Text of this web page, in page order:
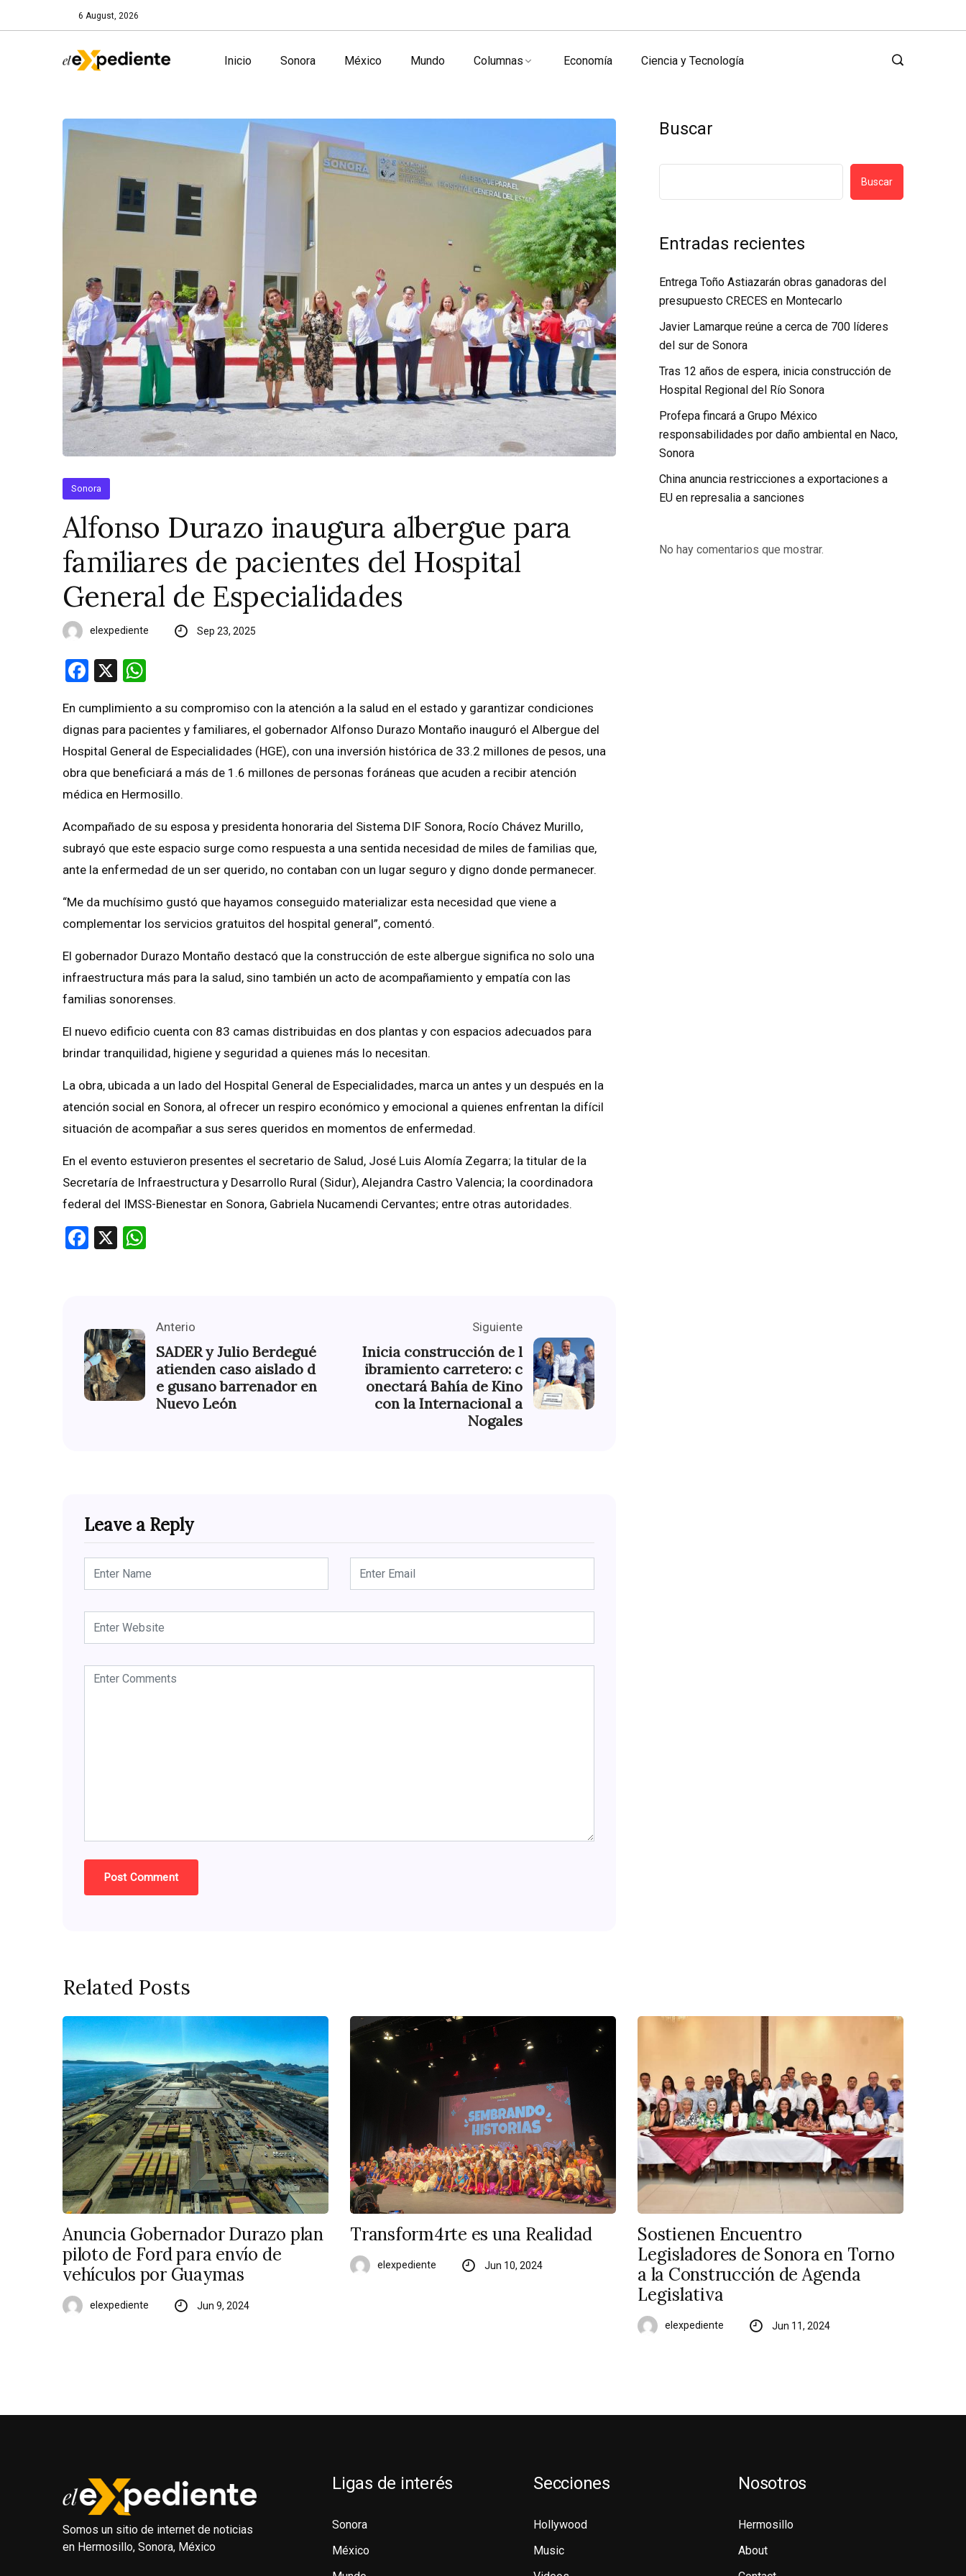
6 August, 2026
Inicio Sonora México Mundo Columnas Economía Ciencia y Tecnología
Sonora
Alfonso Durazo inaugura albergue para
familiares de pacientes del Hospital
General de Especialidades
elexpediente Sep 23, 2025
Facebook
X
En cumplimiento a su compromiso con la atención a la salud en el estado y garantizar condiciones
dignas para pacientes y familiares, el gobernador Alfonso Durazo Montaño inauguró el Albergue del
Hospital General de Especialidades (HGE), con una inversión histórica de 33.2 millones de pesos, una
obra que beneficiará a más de 1.6 millones de personas foráneas que acuden a recibir atención
médica en Hermosillo.
Acompañado de su esposa y presidenta honoraria del Sistema DIF Sonora, Rocío Chávez Murillo,
subrayó que este espacio surge como respuesta a una sentida necesidad de miles de familias que,
ante la enfermedad de un ser querido, no contaban con un lugar seguro y digno donde permanecer.
“Me da muchísimo gustó que hayamos conseguido materializar esta necesidad que viene a
complementar los servicios gratuitos del hospital general”, comentó.
El gobernador Durazo Montaño destacó que la construcción de este albergue significa no solo una
infraestructura más para la salud, sino también un acto de acompañamiento y empatía con las
familias sonorenses.
El nuevo edificio cuenta con 83 camas distribuidas en dos plantas y con espacios adecuados para
brindar tranquilidad, higiene y seguridad a quienes más lo necesitan.
La obra, ubicada a un lado del Hospital General de Especialidades, marca un antes y un después en la
atención social en Sonora, al ofrecer un respiro económico y emocional a quienes enfrentan la difícil
situación de acompañar a sus seres queridos en momentos de enfermedad.
En el evento estuvieron presentes el secretario de Salud, José Luis Alomía Zegarra; la titular de la
Secretaría de Infraestructura y Desarrollo Rural (Sidur), Alejandra Castro Valencia; la coordinadora
federal del IMSS-Bienestar en Sonora, Gabriela Nucamendi Cervantes; entre otras autoridades.
Facebook
X
Anterio
SADER y Julio Berdegué
atienden caso aislado d
e gusano barrenador en
Nuevo León
Siguiente
Inicia construcción de l
ibramiento carretero: c
onectará Bahía de Kino
con la Internacional a
Nogales
Leave a Reply
Buscar
Buscar
Entradas recientes
Entrega Toño Astiazarán obras ganadoras del
presupuesto CRECES en Montecarlo
Javier Lamarque reúne a cerca de 700 líderes
del sur de Sonora
Tras 12 años de espera, inicia construcción de
Hospital Regional del Río Sonora
Profepa fincará a Grupo México
responsabilidades por daño ambiental en Naco,
Sonora
China anuncia restricciones a exportaciones a
EU en represalia a sanciones
No hay comentarios que mostrar.
Related Posts
Anuncia Gobernador Durazo plan
piloto de Ford para envío de
vehículos por Guaymas
elexpediente Jun 9, 2024
Transform4rte es una Realidad
elexpediente Jun 10, 2024
Sostienen Encuentro
Legisladores de Sonora en Torno
a la Construcción de Agenda
Legislativa
elexpediente Jun 11, 2024
Somos un sitio de internet de noticias
en Hermosillo, Sonora, México
Ligas de interés
Sonora
México
Secciones
Hollywood
Music
Nosotros
Hermosillo
About